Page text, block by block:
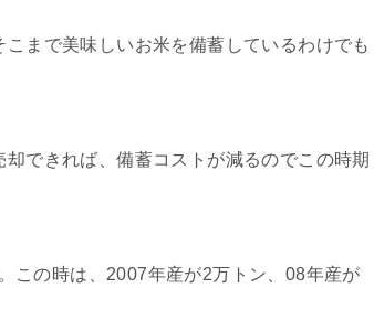
まで美味しいお米を備蓄しているわけでも
できれば、備蓄コストが減るのでこの時期
この時は、2007年産が2万トン、08年産が